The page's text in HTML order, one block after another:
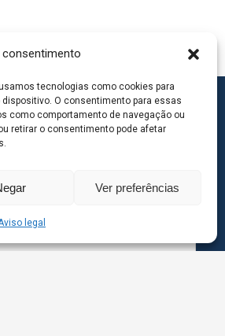
consentimento
tecnologias como cookies para
O consentimento para essas
como comportamento de navegação ou
retirar o consentimento pode afetar
Ver preferências
legal